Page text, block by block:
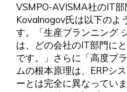
VSMPO-AVISMA社のIT部
Kovalnogov氏は以下のよ
す。「生産プランニング
は、どの会社のIT部門に
です。」さらに「高度プ
ムの根本原理は、ERPシ
ーとは完全に異なってい